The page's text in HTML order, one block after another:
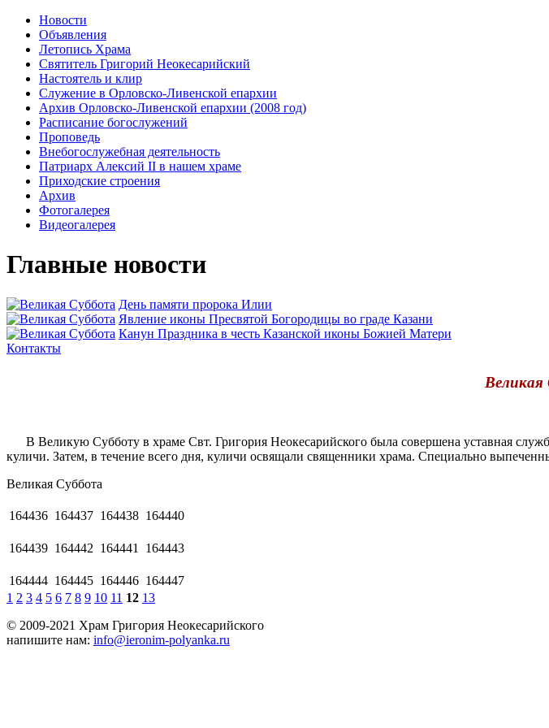
Новости
Объявления
Летопись Храма
Святитель Григорий Неокесарийский
Настоятель и клир
Служение в Орловско-Ливенской епархии
Архив Орловско-Ливенской епархии (2008 год)
Расписание богослужений
Проповедь
Внебогослужебная деятельность
Патриарх Алексий II в нашем храме
Приходские строения
Архив
Фотогалерея
Видеогалерея
Главные новости
День памяти пророка Илии
Явлeние иконы Пресвятой Богородицы во граде Казани
Канун Праздника в честь Казанской иконы Божией Матери
Контакты
Великая
В Великую Субботу в храме Свт. Григория Неокесарийского была совершена уставная
куличи. Затем, в течение всего дня, куличи освящали священники храма. Специально
Великая Суббота
164436 164437 164438 164440
164439 164442 164441 164443
164444 164445 164446 164447
1 2 3 4 5 6 7 8 9 10 11 12 13
© 2009-2021 Храм Григория Неокесарийского
напишите нам: info@ieronim-polyanka.ru